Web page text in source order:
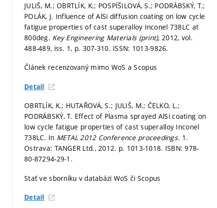
JULIŠ, M.; OBRTLÍK, K.; POSPÍŠILOVÁ, S.; PODRÁBSKÝ, T.;
POLÁK, J. Influence of AlSi diffusion coating on low cycle
fatigue properties of cast superalloy Inconel 738LC at
800deg. Key Engineering Materials (print), 2012, vol.
488-489, iss. 1, p. 307-310. ISSN: 1013-9826.
Článek recenzovaný mimo WoS a Scopus
Detail
OBRTLÍK, K.; HUTAŘOVÁ, S.; JULIŠ, M.; ČELKO, L.;
PODRÁBSKÝ, T. Effect of Plasma sprayed AlSi coating on
low cycle fatigue properties of cast superalloy Inconel
738LC. In METAL 2012 Conference proceedings. 1.
Ostrava: TANGER Ltd., 2012. p. 1013-1018. ISBN: 978-
80-87294-29-1.
Stať ve sborníku v databázi WoS či Scopus
Detail